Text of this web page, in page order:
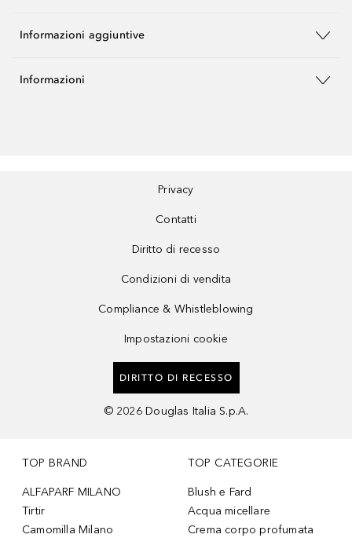
Informazioni aggiuntive
Informazioni
Privacy
Contatti
Diritto di recesso
Condizioni di vendita
Compliance & Whistleblowing
Impostazioni cookie
DIRITTO DI RECESSO
© 2026 Douglas Italia S.p.A.
TOP BRAND
ALFAPARF MILANO
Tirtir
Camomilla Milano
TOP CATEGORIE
Blush e Fard
Acqua micellare
Crema corpo profumata